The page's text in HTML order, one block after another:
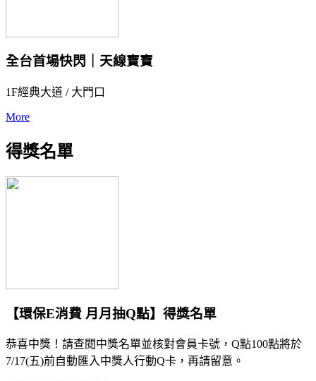
全台首場快閃｜天線寶寶
1F經典大道 / 大門口
More
得獎名單
【環保E消費 月月抽Q點】得獎名單
恭喜中獎！請查閱中獎名單並核對會員卡號，Q點100點將於
7/17(五)前自動匯入中獎人行動Q卡，再請留意。